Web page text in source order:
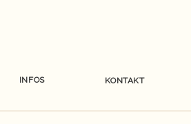
INFOS KONTAKT